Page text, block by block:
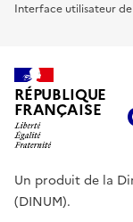
Interface utilisateur
RÉPUBLIQUE
FRANÇAISE
Un produit de la
(DINUM).